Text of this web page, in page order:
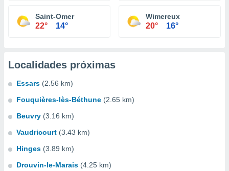
Saint-Omer
22° 14°
Wimereux
20° 16°
Localidades próximas
Essars (2.56 km)
Fouquières-lès-Béthune (2.65 km)
Beuvry (3.16 km)
Vaudricourt (3.43 km)
Hinges (3.89 km)
Drouvin-le-Marais (4.25 km)